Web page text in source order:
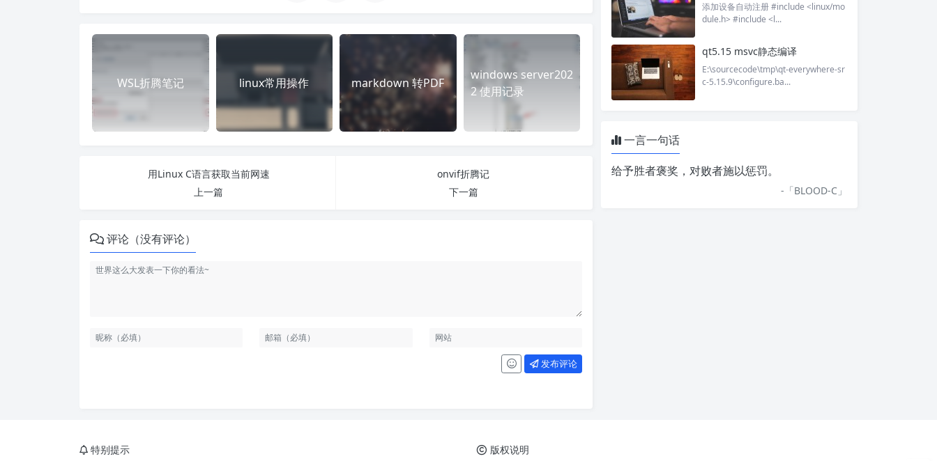
WSL折腾笔记 linux常用操作 markdown 转PDF
windows server202
2 使用记录
用Linux C语言获取当前网速
上一篇
onvif折腾记
下一篇
评论（没有评论）
发布评论
添加设备自动注册 #include <linux/mo
dule.h> #include <l...
qt5.15 msvc静态编译
E:\sourcecode\tmp\qt-everywhere-sr
c-5.15.9\configure.ba...
一言一句话
给予胜者褒奖，对败者施以惩罚。
-「BLOOD-C 」
特别提示 版权说明